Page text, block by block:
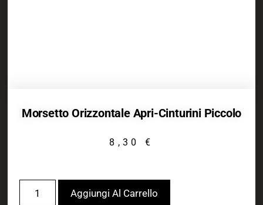
Morsetto Orizzontale Apri-Cinturini Piccolo
8,30€
Aggiungi Al Carrello